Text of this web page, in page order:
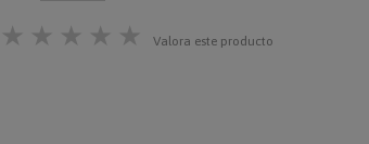
★ ★ ★ ★ ★ Valora este producto